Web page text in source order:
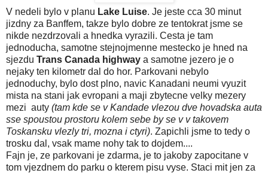
V nedeli bylo v planu Lake Luise. Je jeste cca 30 minut
jizdny za Banffem, takze bylo dobre ze tentokrat jsme se
nikde nezdrzovali a hnedka vyrazili. Cesta je tam
jednoducha, samotne stejnojmenne mestecko je hned na
sjezdu Trans Canada highway a samotne jezero je o
nejaky ten kilometr dal do hor. Parkovani nebylo
jednoduchy, bylo dost plno, navic Kanadani neumi vyuzit
mista na stani jak evropani a maji zbytecne velky mezery
mezi auty (tam kde se v Kandade vlezou dve hovadska auta
sse spoustou prostoru kolem sebe by se v v takovem
Toskansku vlezly tri, mozna i ctyri). Zapichli jsme to tedy o
trosku dal, vsak mame nohy tak to dojdem....
Fajn je, ze parkovani je zdarma, je to jakoby zapocitane v
tom vjezdnem do parku o kterem pisu vyse. Staci mit jen za